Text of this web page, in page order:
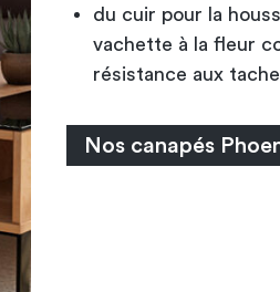
du cuir pour la
vachette à la fleur
résistance aux
Nos canapés